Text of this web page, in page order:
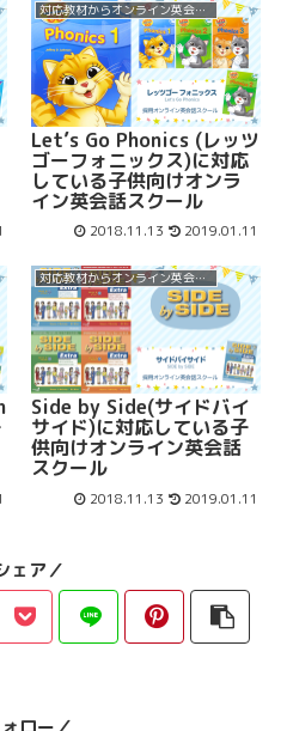
対応教材からオンライン英会話スクールを選ぶ
Let’s Go Phonics (レッツ
ゴーフォニックス)に対応
している子供向けオンラ
イン英会話スクール
2018.11.13 2019.01.11
対応教材からオンライン英会話スクールを選ぶ
Side by Side(サイドバイ
サイド)に対応している子
供向けオンライン英会話
スクール
2018.11.13 2019.01.11
ェア／